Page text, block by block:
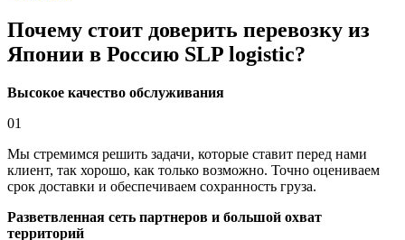
Почему стоит доверить перевозку из
Японии в Россию SLP logistic?
Высокое качество обслуживания
01
Мы стремимся решить задачи, которые ставит перед нами
клиент, так хорошо, как только возможно. Точно оцениваем
срок доставки и обеспечиваем сохранность груза.
Разветвленная сеть партнеров и большой охват
территорий